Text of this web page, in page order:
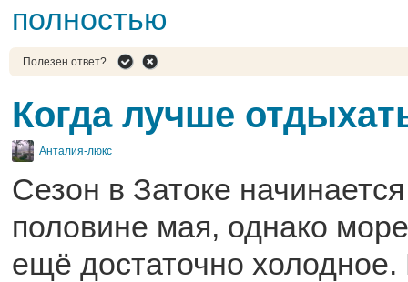
полностью
Полезен ответ?
Когда лучше
Анталия-люкс
Сезон в Затоке
половине мая, однако
ещё достаточно